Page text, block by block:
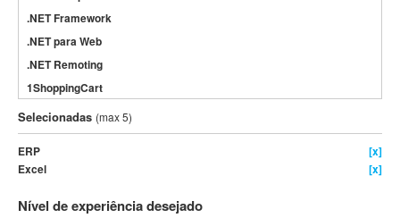
.NET Framework
.NET para Web
.NET Remoting
1ShoppingCart
3DS Max
3GSM
4D Dimension
A&P
Selecionadas (max 5)
ERP
[x]
Excel
[x]
Nível de experiência desejado